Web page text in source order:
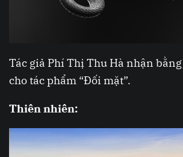
Tác giả Phí Thị Thu Hà nhận bằng
cho tác phẩm “Đối mặt”.
Thiên nhiên: